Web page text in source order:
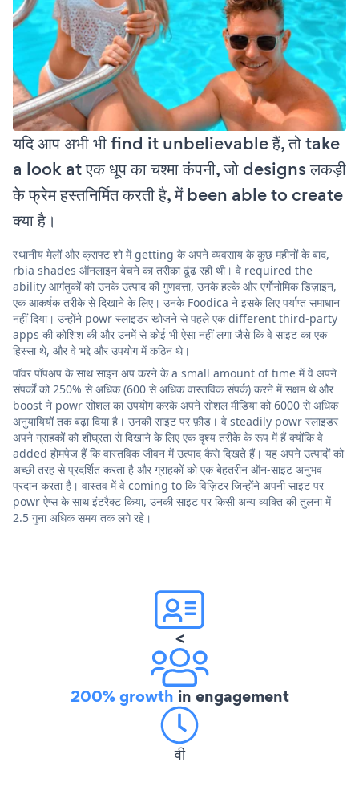
यदि आप अभी भी find it unbelievable हैं, तो take
a look at एक धूप का चश्मा कंपनी, जो designs लकड़ी
के फ्रेम हस्तनिर्मित करती है, में been able to create
क्या है।
स्थानीय मेलों और क्राफ्ट शो में getting के अपने व्यवसाय के कुछ महीनों के बाद,
rbia shades ऑनलाइन बेचने का तरीका ढूंढ रही थी। वे required the
ability आगंतुकों को उनके उत्पाद की गुणवत्ता, उनके हल्के और एर्गोनोमिक डिज़ाइन,
एक आकर्षक तरीके से दिखाने के लिए। उनके Foodica ने इसके लिए पर्याप्त समाधान
नहीं दिया। उन्होंने powr स्लाइडर खोजने से पहले एक different third-party
apps की कोशिश की और उनमें से कोई भी ऐसा नहीं लगा जैसे कि वे साइट का एक
हिस्सा थे, और वे भद्दे और उपयोग में कठिन थे।
पॉवर पॉपअप के साथ साइन अप करने के a small amount of time में वे अपने
संपर्कों को 250% से अधिक (600 से अधिक वास्तविक संपर्क) करने में सक्षम थे और
boost ने powr सोशल का उपयोग करके अपने सोशल मीडिया को 6000 से अधिक
अनुयायियों तक बढ़ा दिया है। उनकी साइट पर फ़ीड। वे steadily powr स्लाइडर
अपने ग्राहकों को शीघ्रता से दिखाने के लिए एक दृश्य तरीके के रूप में हैं क्योंकि वे
added होमपेज हैं कि वास्तविक जीवन में उत्पाद कैसे दिखते हैं। यह अपने उत्पादों को
अच्छी तरह से प्रदर्शित करता है और ग्राहकों को एक बेहतरीन ऑन-साइट अनुभव
प्रदान करता है। वास्तव में वे coming to कि विज़िटर जिन्होंने अपनी साइट पर
powr ऐप्स के साथ इंटरैक्ट किया, उनकी साइट पर किसी अन्य व्यक्ति की तुलना में
2.5 गुना अधिक समय तक लगे रहे।
<
200% growth in engagement
वी